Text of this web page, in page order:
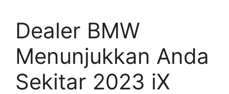
Dealer BMW
Menunjukkan Anda
Sekitar 2023 iX